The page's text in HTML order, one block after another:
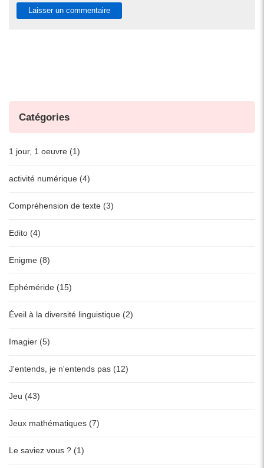
Catégories
1 jour, 1 oeuvre (1)
activité numérique (4)
Compréhension de texte (3)
Edito (4)
Enigme (8)
Ephéméride (15)
Éveil à la diversité linguistique (2)
Imagier (5)
J'entends, je n'entends pas (12)
Jeu (43)
Jeux mathématiques (7)
Le saviez vous ? (1)